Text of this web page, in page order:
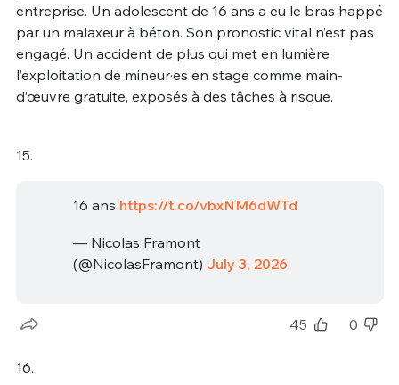
entreprise. Un adolescent de 16 ans a eu le bras happé
par un malaxeur à béton. Son pronostic vital n’est pas
engagé. Un accident de plus qui met en lumière
l’exploitation de mineur·es en stage comme main-
d’œuvre gratuite, exposés à des tâches à risque.
15.
16 ans https://t.co/vbxNM6dWTd
— Nicolas Framont
(@NicolasFramont) July 3, 2026
45 0
16.